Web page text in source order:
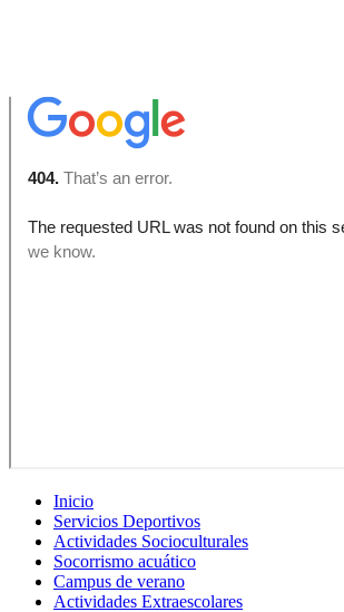
Inicio
Servicios Deportivos
Actividades Socioculturales
Socorrismo acuático
Campus de verano
Actividades Extraescolares